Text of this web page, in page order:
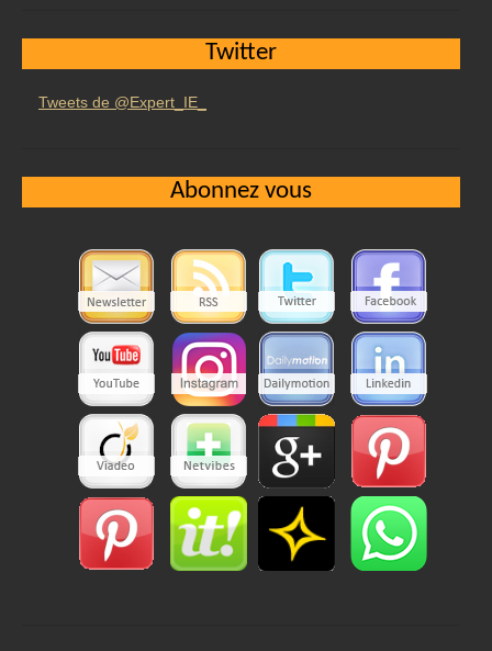
Twitter
Tweets de @Expert_IE_
Abonnez vous